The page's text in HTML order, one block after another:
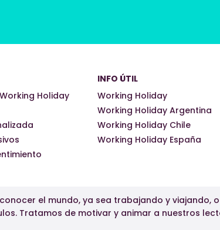
Holiday
INFO ÚTIL
Working Holiday
Working Holiday Argentina
Working Holiday Chile
Working Holiday España
el mundo, ya sea trabajando y viajando,
Tratamos de motivar y animar a nuestros